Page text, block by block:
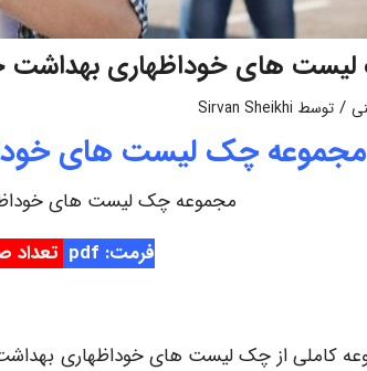
های خوداظهاری بهداشت
/ توسط Sirvan Sheikhi
مجموعه چک لیست های
مجموعه چک لیست های
فرمت: pdf
تعداد
کاملی از چک لیست های خوداظهاری